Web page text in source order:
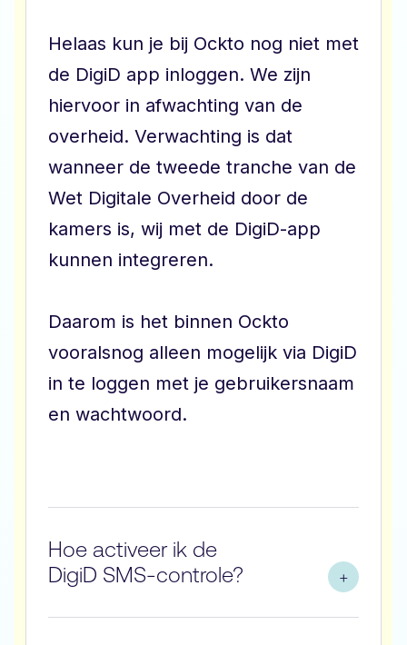
Helaas kun je bij Ockto nog niet met
de DigiD app inloggen. We zijn
hiervoor in afwachting van de
overheid. Verwachting is dat
wanneer de tweede tranche van de
Wet Digitale Overheid door de
kamers is, wij met de DigiD-app
kunnen integreren.
Daarom is het binnen Ockto
vooralsnog alleen mogelijk via DigiD
in te loggen met je gebruikersnaam
en wachtwoord.
Hoe activeer ik de
DigiD SMS-controle?